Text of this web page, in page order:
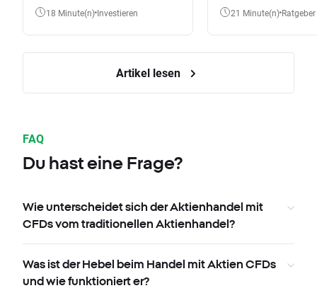
18 Minute(n) Investieren 21 Minute(n) Ratgeber
Artikel lesen
FAQ
Du hast eine Frage?
Wie unterscheidet sich der Aktienhandel mit
CFDs vom traditionellen Aktienhandel?
Was ist der Hebel beim Handel mit Aktien CFDs
und wie funktioniert er?